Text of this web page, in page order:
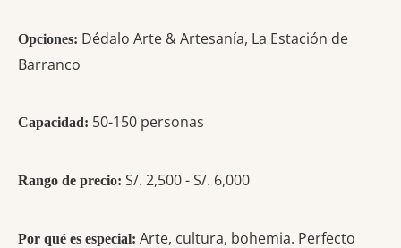
Opciones: Dédalo Arte & Artesanía, La Estación de
Barranco
Capacidad: 50-150 personas
Rango de precio: S/. 2,500 - S/. 6,000
Por qué es especial: Arte, cultura, bohemia. Perfecto